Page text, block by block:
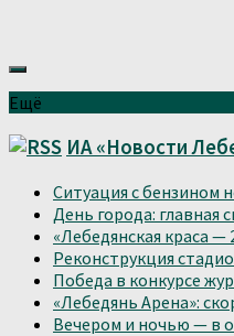
Ещё
ИА «Новости
Ситуация с бензином
День города: главная
«Лебедянская краса —
Реконструкция
Победа в конкурсе
«Лебедянь Арена»:
Вечером и ночью — в